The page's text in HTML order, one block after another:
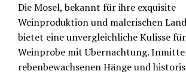
Die Mosel, bekannt für ihre exquisite
Weinproduktion und malerischen
bietet eine unvergleichliche Kulisse
Weinprobe mit Übernachtung.
rebenbewachsenen Hänge und